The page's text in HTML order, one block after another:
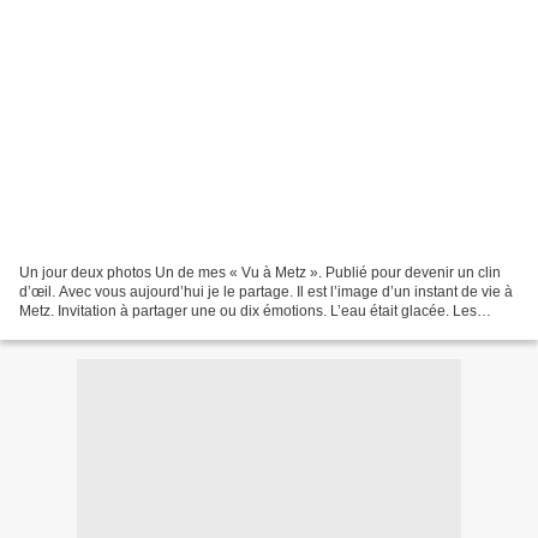
Un jour deux photos Un de mes « Vu à Metz ». Publié pour devenir un clin
d’œil. Avec vous aujourd’hui je le partage. Il est l’image d’un instant de vie à
Metz. Invitation à partager une ou dix émotions. L’eau était glacée. Les